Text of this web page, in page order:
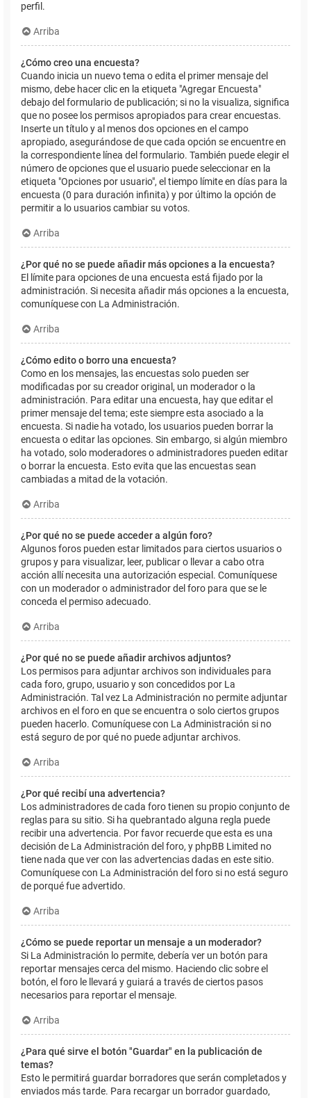
perfil.
Arriba
¿Cómo creo una encuesta?
Cuando inicia un nuevo tema o edita el primer mensaje del
mismo, debe hacer clic en la etiqueta "Agregar Encuesta"
debajo del formulario de publicación; si no la visualiza, significa
que no posee los permisos apropiados para crear encuestas.
Inserte un título y al menos dos opciones en el campo
apropiado, asegurándose de que cada opción se encuentre en
la correspondiente línea del formulario. También puede elegir el
número de opciones que el usuario puede seleccionar en la
etiqueta "Opciones por usuario", el tiempo límite en días para la
encuesta (0 para duración infinita) y por último la opción de
permitir a lo usuarios cambiar su votos.
Arriba
¿Por qué no se puede añadir más opciones a la encuesta?
El límite para opciones de una encuesta está fijado por la
administración. Si necesita añadir más opciones a la encuesta,
comuníquese con La Administración.
Arriba
¿Cómo edito o borro una encuesta?
Como en los mensajes, las encuestas solo pueden ser
modificadas por su creador original, un moderador o la
administración. Para editar una encuesta, hay que editar el
primer mensaje del tema; este siempre esta asociado a la
encuesta. Si nadie ha votado, los usuarios pueden borrar la
encuesta o editar las opciones. Sin embargo, si algún miembro
ha votado, solo moderadores o administradores pueden editar
o borrar la encuesta. Esto evita que las encuestas sean
cambiadas a mitad de la votación.
Arriba
¿Por qué no se puede acceder a algún foro?
Algunos foros pueden estar limitados para ciertos usuarios o
grupos y para visualizar, leer, publicar o llevar a cabo otra
acción allí necesita una autorización especial. Comuníquese
con un moderador o administrador del foro para que se le
conceda el permiso adecuado.
Arriba
¿Por qué no se puede añadir archivos adjuntos?
Los permisos para adjuntar archivos son individuales para
cada foro, grupo, usuario y son concedidos por La
Administración. Tal vez La Administración no permite adjuntar
archivos en el foro en que se encuentra o solo ciertos grupos
pueden hacerlo. Comuníquese con La Administración si no
está seguro de por qué no puede adjuntar archivos.
Arriba
¿Por qué recibí una advertencia?
Los administradores de cada foro tienen su propio conjunto de
reglas para su sitio. Si ha quebrantado alguna regla puede
recibir una advertencia. Por favor recuerde que esta es una
decisión de La Administración del foro, y phpBB Limited no
tiene nada que ver con las advertencias dadas en este sitio.
Comuníquese con La Administración del foro si no está seguro
de porqué fue advertido.
Arriba
¿Cómo se puede reportar un mensaje a un moderador?
Si La Administración lo permite, debería ver un botón para
reportar mensajes cerca del mismo. Haciendo clic sobre el
botón, el foro le llevará y guiará a través de ciertos pasos
necesarios para reportar el mensaje.
Arriba
¿Para qué sirve el botón "Guardar" en la publicación de
temas?
Esto le permitirá guardar borradores que serán completados y
enviados más tarde. Para recargar un borrador guardado,